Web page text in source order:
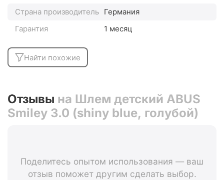
Страна производитель Германия
Гарантия
1 месяц
Найти похожие
Отзывы на Шлем детский ABUS
Smiley 3.0 (shiny blue, голубой)
Поделитесь опытом использования — ваш
отзыв поможет другим сделать выбор.